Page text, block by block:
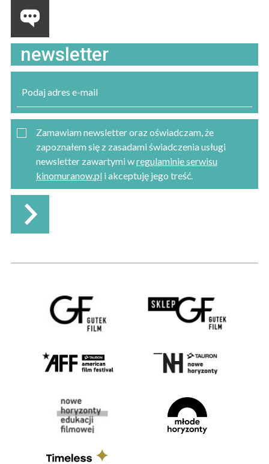
newsletter
Zamawiam newsletter oraz oświadczam, że
zapoznałem się z zasadami świadczenia usługi
newsletter zawartymi wregulaminie serwisu
kinomuranow.pl i akceptuję jego treść.